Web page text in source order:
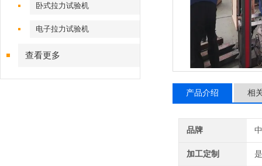
卧式拉力试验机
电子拉力试验机
查看更多
产品介绍 相
品牌
加工定制 是